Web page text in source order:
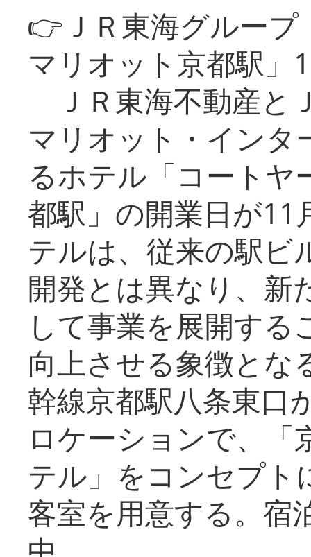
👉ＪＲ東海グルー
マリオット京都駅」
ＪＲ東海不動産と
マリオット・インタ
るホテル「コートヤ
都駅」の開業日が11
テルは、従来の駅ビ
開発とは異なり、新
して事業を展開する
向上させる象徴とな
幹線京都駅八条東口
ロケーションで、「
テル」をコンセプト
客室を用意する。宿